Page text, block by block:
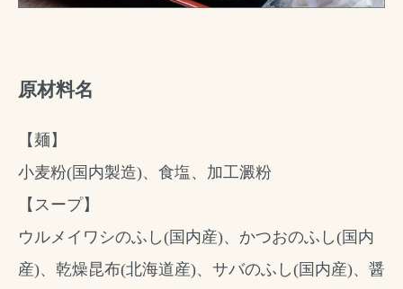
原材料名
【麺】
小麦粉(国内製造)、食塩、加工澱粉
【スープ】
ウルメイワシのふし(国内産)、かつおのふし(国内
産)、乾燥昆布(北海道産)、サバのふし(国内産)、醤